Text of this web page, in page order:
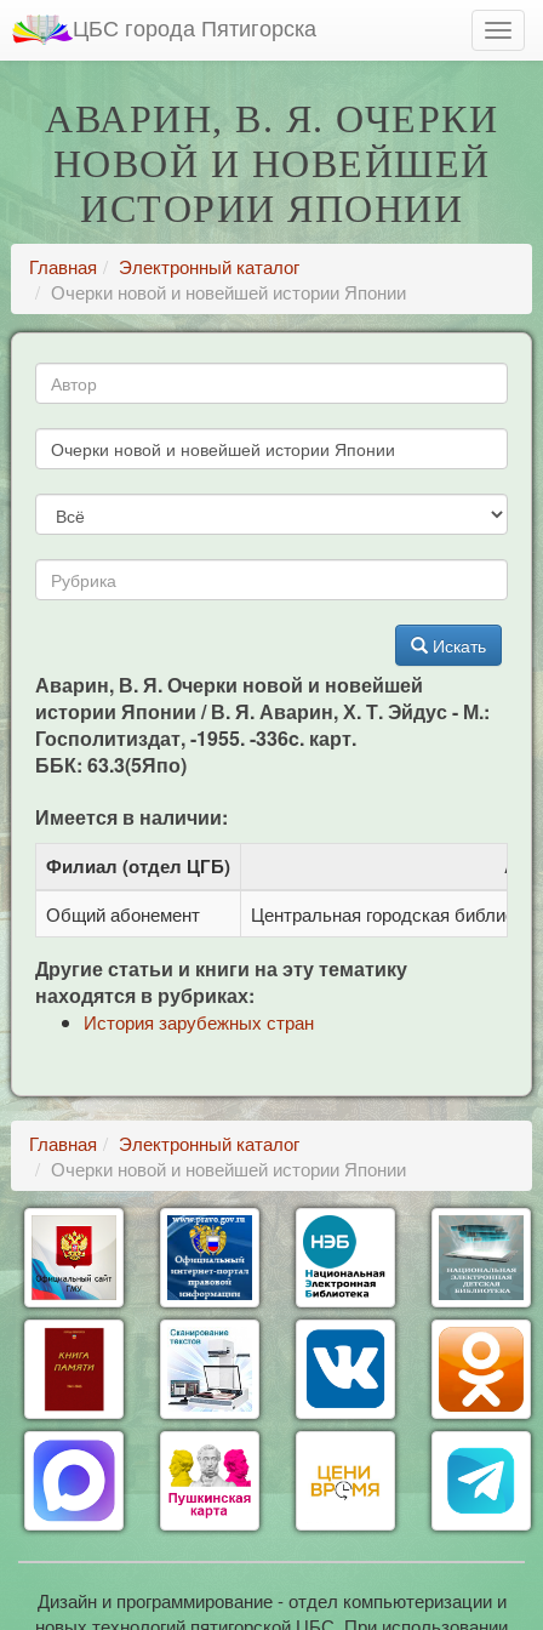
ЦБС города Пятигорска
АВАРИН, В. Я. ОЧЕРКИ
НОВОЙ И НОВЕЙШЕЙ
ИСТОРИИ ЯПОНИИ
Главная
Электронный каталог
Очерки новой и новейшей истории Японии
Искать
Аварин, В. Я. Очерки новой и новейшей
истории Японии / В. Я. Аварин, Х. Т. Эйдус - М.:
Госполитиздат, -1955. -336c. карт.
ББК: 63.3(5Япо)
Имеется в наличии:
Филиал (отдел ЦГБ)
Общий абонемент Центральная городская
Другие статьи и книги на эту тематику
находятся в рубриках:
История зарубежных стран
Главная
Электронный каталог
Очерки новой и новейшей истории Японии
Дизайн и программирование - отдел компьютеризации и